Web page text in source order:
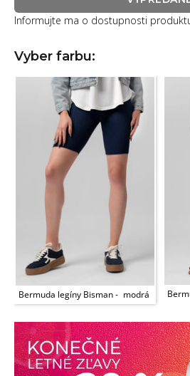
Informujte ma o dostupnosti
Vyber farbu:
Bermuda legíny Bisman modrá